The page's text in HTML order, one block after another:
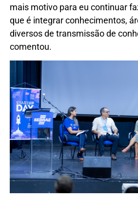
mais motivo para eu continuar
que é integrar conhecimentos,
diversos de transmissão de
comentou.